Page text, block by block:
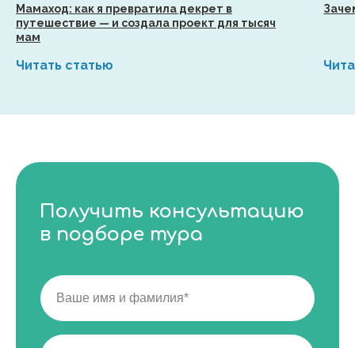
Мамаход: как я превратила декрет в
путешествие — и создала проект для тысяч
мам
Читать статью
Получить консультацию
в подборе тура